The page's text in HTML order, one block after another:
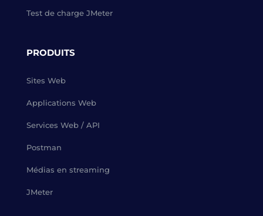
Test de charge JMeter
PRODUITS
Sites Web
Applications Web
Services Web / API
Postman
Médias en streaming
JMeter